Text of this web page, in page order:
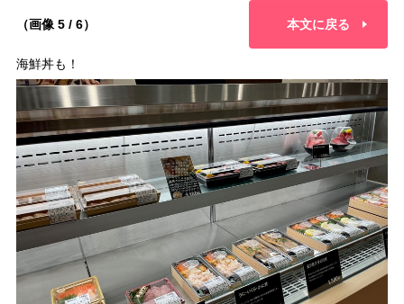
（画像 5 / 6） 本文に戻る
海鮮丼も！